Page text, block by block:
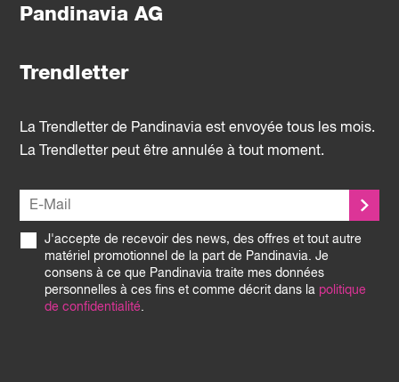
Pandinavia AG
Trendletter
La Trendletter de Pandinavia est envoyée tous les mois.
La Trendletter peut être annulée à tout moment.
J'accepte de recevoir des news, des offres et tout autre
matériel promotionnel de la part de Pandinavia. Je
consens à ce que Pandinavia traite mes données
personnelles à ces fins et comme décrit dans la politique
de confidentialité.